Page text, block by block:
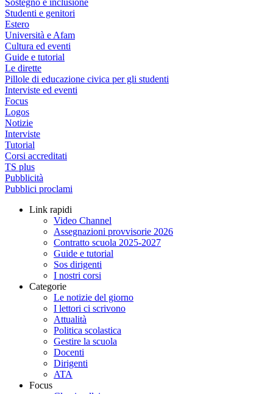
Sostegno e inclusione
Studenti e genitori
Estero
Università e Afam
Cultura ed eventi
Guide e tutorial
Le dirette
Pillole di educazione civica per gli studenti
Interviste ed eventi
Focus
Logos
Notizie
Interviste
Tutorial
Corsi accreditati
TS plus
Pubblicità
Pubblici proclami
Link rapidi
Video Channel
Assegnazioni provvisorie 2026
Contratto scuola 2025-2027
Guide e tutorial
Sos dirigenti
I nostri corsi
Categorie
Le notizie del giorno
I lettori ci scrivono
Attualità
Politica scolastica
Gestire la scuola
Docenti
Dirigenti
ATA
Focus